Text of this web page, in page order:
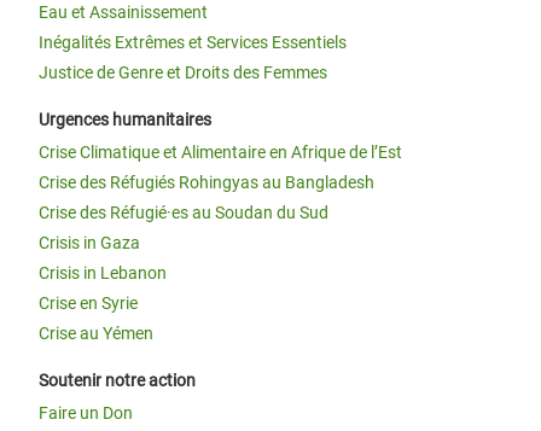
Eau et Assainissement
Inégalités Extrêmes et Services Essentiels
Justice de Genre et Droits des Femmes
Urgences humanitaires
Crise Climatique et Alimentaire en Afrique de l’Est
Crise des Réfugiés Rohingyas au Bangladesh
Crise des Réfugié·es au Soudan du Sud
Crisis in Gaza
Crisis in Lebanon
Crise en Syrie
Crise au Yémen
Soutenir notre action
Faire un Don